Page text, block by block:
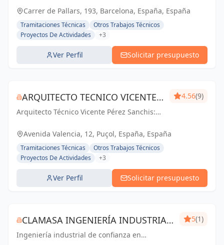
experiencia en los sectores de licencias de
ejecución...
Carrer de Pallars, 193, Barcelona, España, España
Tramitaciones Técnicas
Otros Trabajos Técnicos
Proyectos De Actividades
+3
Ver Perfil Solicitar presupuesto
ARQUITECTO TECNICO VICENTE
PÉREZ SANCHIS
Arquitecto Técnico Vicente Pérez Sanchis:
transformando ideas en realidad.
4.56(9)
Avenida Valencia, 12, Puçol, España, España
Tramitaciones Técnicas
Otros Trabajos Técnicos
Proyectos De Actividades
+3
Ver Perfil Solicitar presupuesto
CLAMASA INGENIERÍA INDUSTRIAL
Y SERVICIOS, S.L.
Ingeniería industrial de confianza en
5(1)